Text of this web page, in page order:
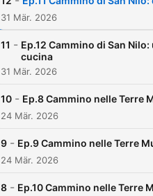
31 Mär. 2026
11 - Ep.12 Cammino di San
cucina
31 Mär. 2026
10 - Ep.8 Cammino nelle Terre
24 Mär. 2026
9 - Ep.9 Cammino nelle Terre
24 Mär. 2026
8 - Ep.10 Cammino nelle Terre